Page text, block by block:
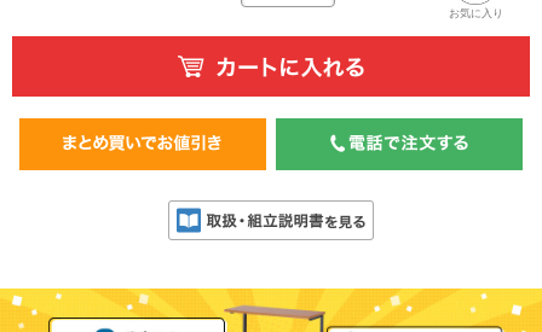
お気に入り